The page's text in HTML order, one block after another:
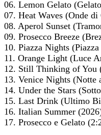
06. Lemon Gelato
07. Heat Waves (Onde
08. Aperol Sunset
09. Prosecco Breeze
10. Piazza Nights
11. Orange Light (Luce
12. Still Thinking of You
13. Venice Nights (Notte
14. Under the Stars
15. Last Drink (Ultimo
16. Italian Summer
17. Prosecco e Gelato